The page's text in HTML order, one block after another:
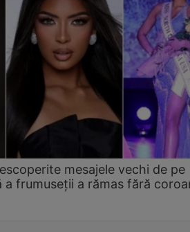
mesajele vechi de pe
a frumuseții a rămas fără